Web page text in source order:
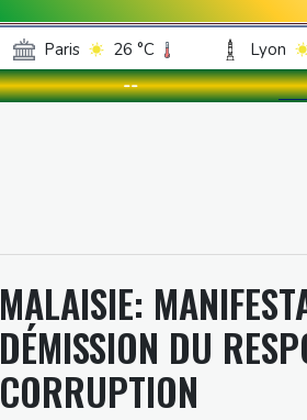
Paris 26 °C Lyon
Luxembourg
23 °C
--
MALAISIE:
DÉMISSION DU
CORRUPTION